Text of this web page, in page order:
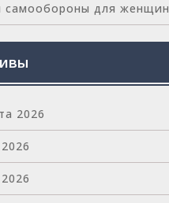
самообороны для женщин
2026